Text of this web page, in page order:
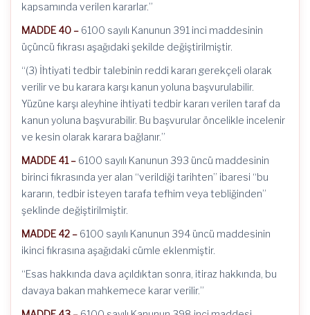
kapsamında verilen kararlar.”
MADDE 40 – 6100 sayılı Kanunun 391 inci maddesinin
üçüncü fıkrası aşağıdaki şekilde değiştirilmiştir.
“(3) İhtiyati tedbir talebinin reddi kararı gerekçeli olarak
verilir ve bu karara karşı kanun yoluna başvurulabilir.
Yüzüne karşı aleyhine ihtiyati tedbir kararı verilen taraf da
kanun yoluna başvurabilir. Bu başvurular öncelikle incelenir
ve kesin olarak karara bağlanır.”
MADDE 41 – 6100 sayılı Kanunun 393 üncü maddesinin
birinci fıkrasında yer alan “verildiği tarihten” ibaresi “bu
kararın, tedbir isteyen tarafa tefhim veya tebliğinden”
şeklinde değiştirilmiştir.
MADDE 42 – 6100 sayılı Kanunun 394 üncü maddesinin
ikinci fıkrasına aşağıdaki cümle eklenmiştir.
“Esas hakkında dava açıldıktan sonra, itiraz hakkında, bu
davaya bakan mahkemece karar verilir.”